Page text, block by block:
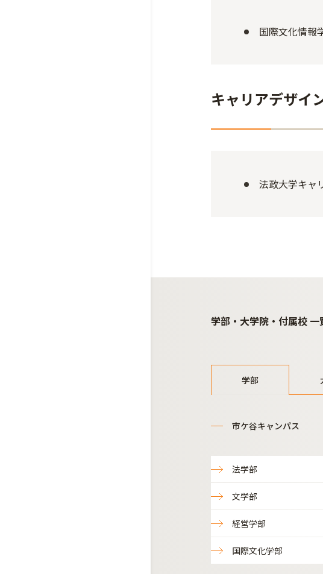
国際文化情報
キャリアデザイ
法政大学キャ
学部・大学院・付属校 一
学部
市ケ谷キャンパス
法学部
文学部
経営学部
国際文化学部